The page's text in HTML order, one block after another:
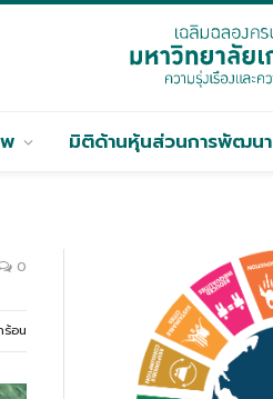
มิติด้านหุ้นส่วนการพัฒนา
0
ร้อน